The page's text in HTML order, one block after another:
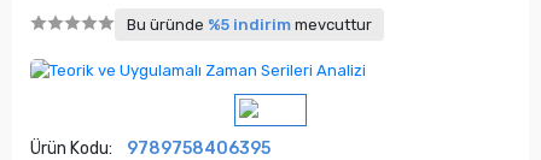
Bu üründe %5 indirim mevcuttur
Ürün Kodu:
9789758406395